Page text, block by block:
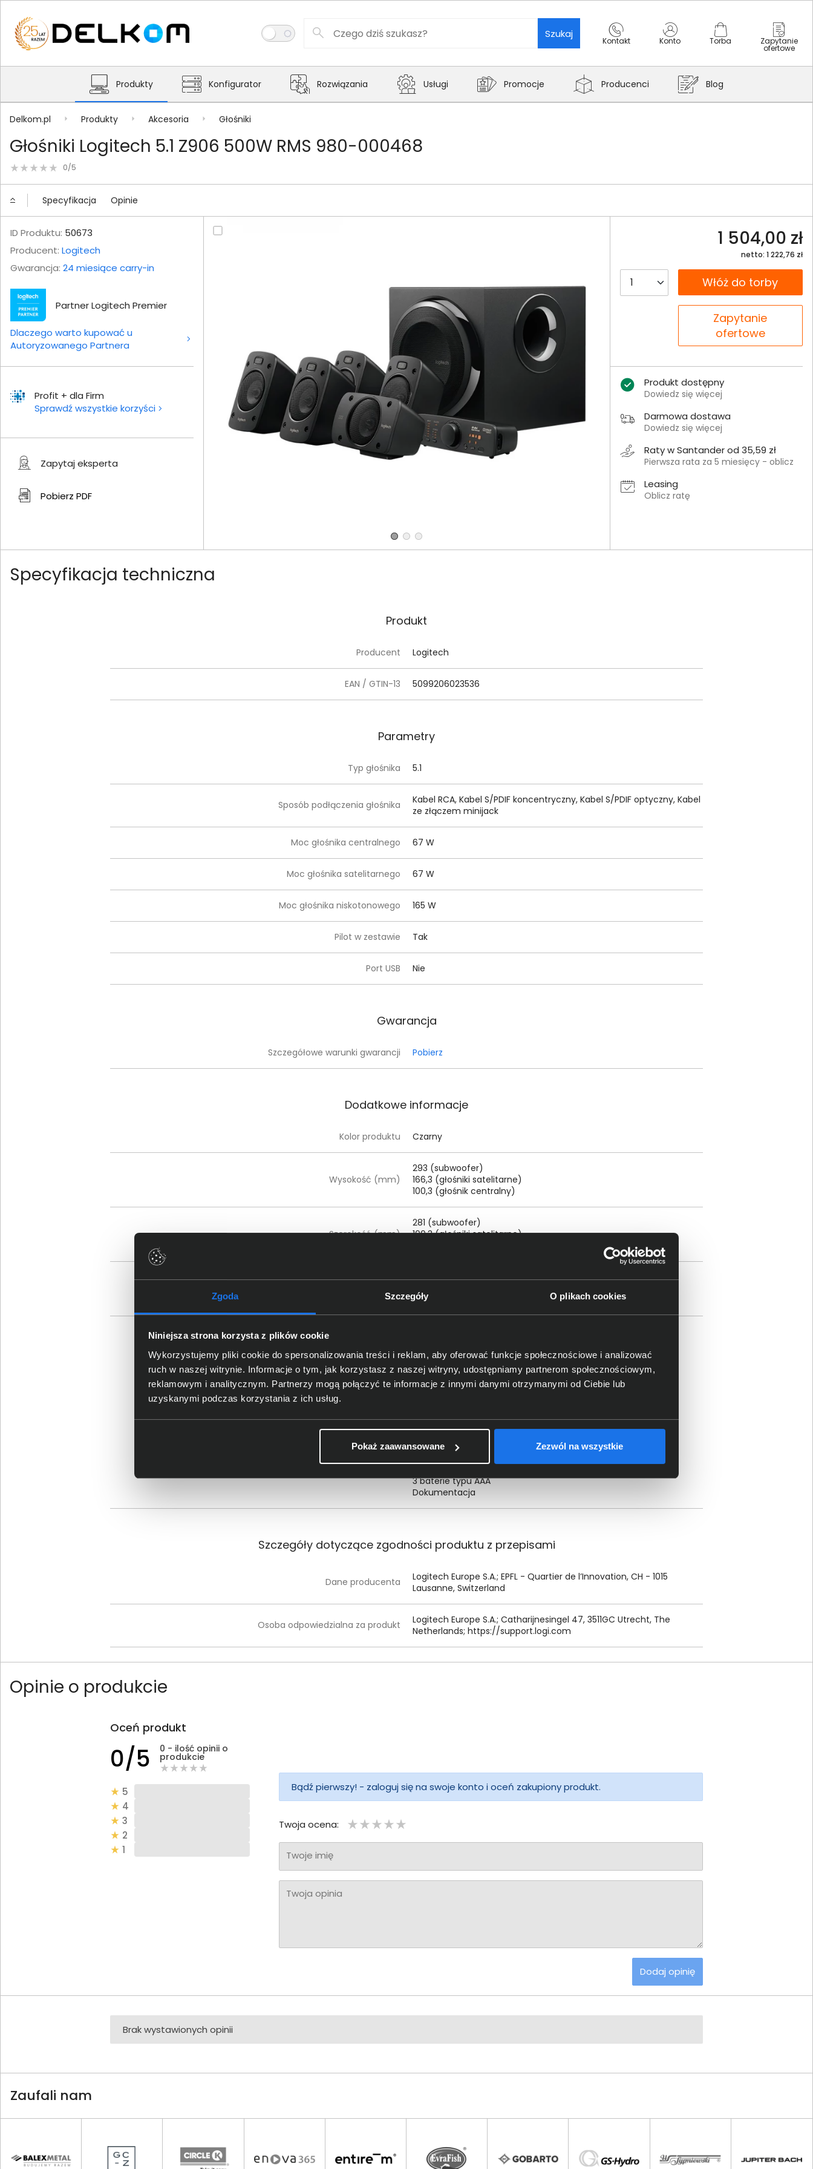
Zgoda Szczegóły O plikach cookies
Niniejsza strona korzysta z plików cookie
Wykorzystujemy pliki cookie do spersonalizowania treści i reklam, aby oferować funkcje społecznościowe i analizować
ruch w naszej witrynie. Informacje o tym, jak korzystasz z naszej witryny, udostępniamy partnerom społecznościowym,
reklamowym i analitycznym. Partnerzy mogą połączyć te informacje z innymi danymi otrzymanymi od Ciebie lub
uzyskanymi podczas korzystania z ich usług.
Pokaż zaawansowane Zezwól na wszystkie
Szukaj
Kontakt Konto Torba Zapytanie
ofertowe
Produkty Konfigurator Rozwiązania Usługi Promocje Producenci Blog
Delkom.pl Produkty Akcesoria Głośniki
Głośniki Logitech 5.1 Z906 500W RMS 980-000468
0/5
Specyfikacja Opinie
ID Produktu: 50673
Producent: Logitech
Gwarancja: 24 miesiące carry-in
Partner Logitech Premier
Dlaczego warto kupować u
Autoryzowanego Partnera
Profit + dla Firm
Sprawdź wszystkie korzyści
Zapytaj eksperta
Pobierz PDF
1 504,00 zł
netto: 1 222,76 zł
__B2C.PRODUCT.QUANTITY
__B2C.PRODUCT.QUANTITY
Włóż do torby
Zapytanie
ofertowe
Produkt dostępny
Dowiedz się więcej
Darmowa dostawa
Dowiedz się więcej
Raty w Santander od 35,59 zł
Pierwsza rata za 5 miesięcy - oblicz
Leasing
Oblicz ratę
Specyfikacja techniczna
Produkt
Producent Logitech
EAN / GTIN-13 5099206023536
Parametry
Typ głośnika 5.1
Sposób podłączenia głośnika
Kabel RCA, Kabel S/PDIF koncentryczny, Kabel S/PDIF optyczny, Kabel
ze złączem minijack
Moc głośnika centralnego 67 W
Moc głośnika satelitarnego 67 W
Moc głośnika niskotonowego 165 W
Pilot w zestawie Tak
Port USB Nie
Gwarancja
Szczegółowe warunki gwarancji Pobierz
Dodatkowe informacje
Kolor produktu Czarny
Wysokość (mm)
293 (subwoofer)
166,3 (głośniki satelitarne)
100,3 (głośnik centralny)
Szerokość (mm)
281 (subwoofer)
100,3 (głośniki satelitarne)
319 (subwoofer)
93,5 (głośnik centralny)
6-kanałowe wejście bezpośrednie: 1
Wejście 3,5 mm: 1
Wejście RCA: 1
Jeden głośnik centralny
Kabel 6-kanałowego wejścia bezpośredniego
3 baterie typu AAA
Dokumentacja
Szczegóły dotyczące zgodności produktu z przepisami
Dane producenta
Logitech Europe S.A.; EPFL - Quartier de l’Innovation, CH - 1015
Lausanne, Switzerland
Osoba odpowiedzialna za produkt Logitech Europe S.A.; Catharijnesingel 47, 3511GC Utrecht, The
Netherlands; https://support.logi.com
Opinie o produkcie
Oceń produkt
0/5 0 - ilość opinii o
produkcie
5
4
3
2
1
Bądź pierwszy! - zaloguj się na swoje konto i oceń zakupiony produkt.
Twoja ocena:
Twoje imię
Twoja opinia
Dodaj opinię
Brak wystawionych opinii
Zaufali nam